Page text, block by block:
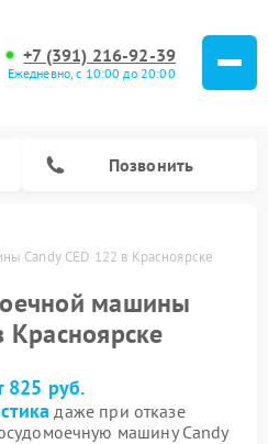
+7 (391) 216-92-39
Ежедневно, с 10:00 до 20:00
Позвонить
Candy CED 122 в Красноярске
машины
Красноярске
825 руб.
даже при отказе
машину Candy